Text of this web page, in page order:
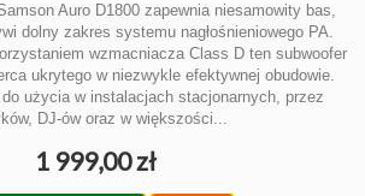
Auro D1800 zapewnia niesamowity bas,
dolny zakres systemu nagłośnieniowego PA.
wzmacniacza Class D ten subwoofer
ukrytego w niezwykle efektywnej obudowie.
do użycia w instalacjach stacjonarnych, przez
DJ-ów oraz w większości...
1 999,00 zł